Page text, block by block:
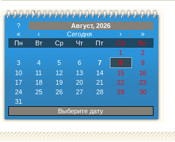
?
Август, 2026
«
‹ Сегодня ›
»
Пн
Вт Ср Чт Пт Сб
Вс
1
2
3
4 5 6 7 8
9
10
11 12 13 14 15
16
17
18 19 20 21 22
23
24
25 26 27 28 29
30
31
Выберите дату